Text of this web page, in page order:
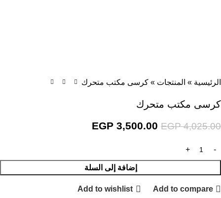
الرئيسية » المنتجات » كرسى مكتب متحرك
كرسى مكتب متحرك
EGP4,025.00
EGP 3,500.00
إضافة إلى السلة
Add to compare
Add to wishlist